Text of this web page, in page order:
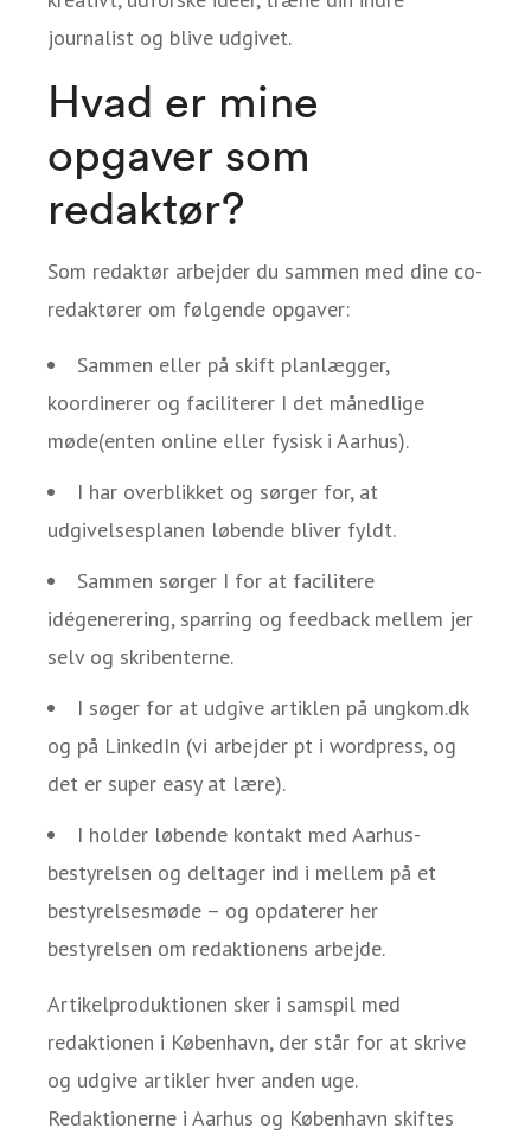
journalist og blive udgivet.
Hvad er mine
opgaver som
redaktør?
Som redaktør arbejder du sammen med dine co-
redaktører om følgende opgaver:
Sammen eller på skift planlægger,
koordinerer og faciliterer I det månedlige
møde(enten online eller fysisk i Aarhus).
I har overblikket og sørger for, at
udgivelsesplanen løbende bliver fyldt.
Sammen sørger I for at facilitere
idégenerering, sparring og feedback mellem jer
selv og skribenterne.
I søger for at udgive artiklen på ungkom.dk
og på LinkedIn (vi arbejder pt i wordpress, og
det er super easy at lære).
I holder løbende kontakt med Aarhus-
bestyrelsen og deltager ind i mellem på et
bestyrelsesmøde – og opdaterer her
bestyrelsen om redaktionens arbejde.
Artikelproduktionen sker i samspil med
redaktionen i København, der står for at skrive
og udgive artikler hver anden uge.
Redaktionerne i Aarhus og København skiftes